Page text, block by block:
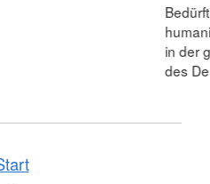
in der
des